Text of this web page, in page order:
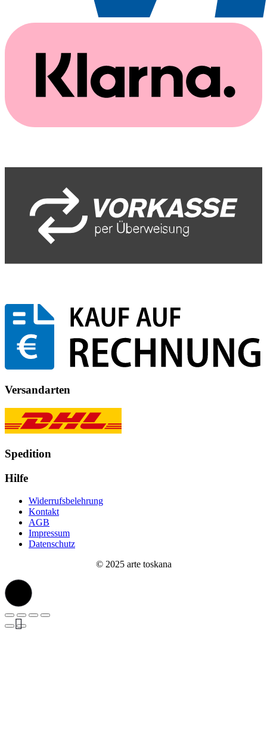
Versandarten
Spedition
Hilfe
Widerrufsbelehrung
Kontakt
AGB
Impressum
Datenschutz
© 2025 arte toskana